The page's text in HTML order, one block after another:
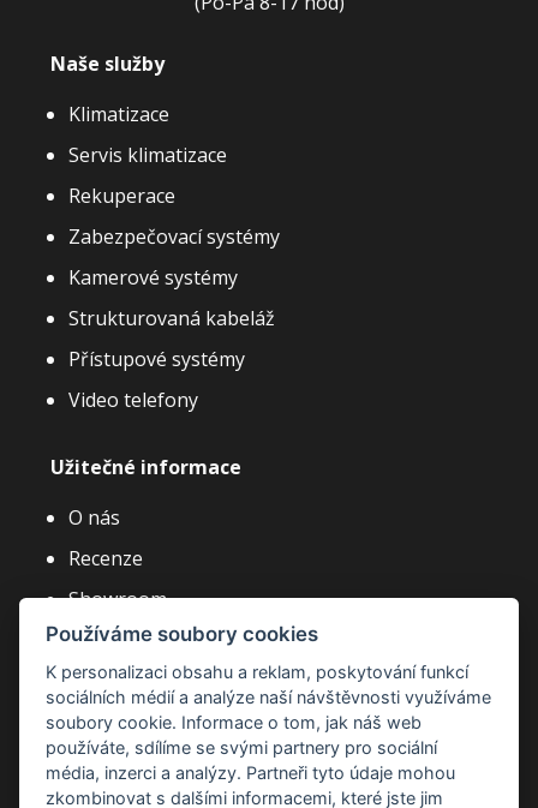
Naše služby
Klimatizace
Servis klimatizace
Rekuperace
Zabezpečovací systémy
Kamerové systémy
Strukturovaná kabeláž
Přístupové systémy
Video telefony
Užitečné informace
O nás
Recenze
Showroom
Články a novinky
Často kladené dotazy
Kariéra
Používáme soubory cookies
K personalizaci obsahu a reklam, poskytování funkcí
sociálních médií a analýze naší návštěvnosti využíváme
soubory cookie. Informace o tom, jak náš web
používáte, sdílíme se svými partnery pro sociální
média, inzerci a analýzy. Partneři tyto údaje mohou
zkombinovat s dalšími informacemi, které jste jim